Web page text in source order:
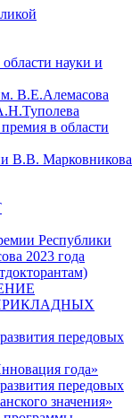
науки и
В.Е.Алемасова
в области
В.В. Марковникова
Республики
2023 года
передовых
года»
передовых
значения»